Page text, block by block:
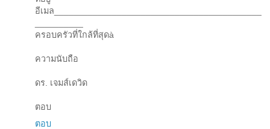
อีเมล___________________________________________
ครอบครัวที่ใกล้ที่สุดà
ความนับถือ
ดร. เจมส์เดวิด
ตอบ
ตอบ